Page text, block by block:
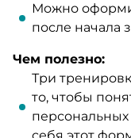
Можно
после начала
Чем полезно:
Три
то, чтобы
персональных